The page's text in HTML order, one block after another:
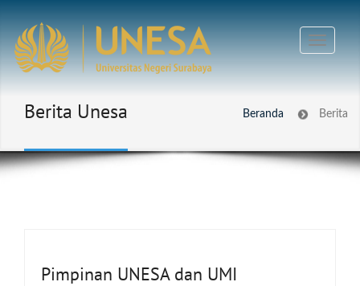
Berita Unesa Beranda Berita
Pimpinan UNESA dan UMI